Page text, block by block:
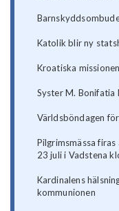
Katolik blir ny
Kroatiska
Syster M.
Världsböndagen
Pilgrimsmässa
23 juli i Vadstena
Kardinalens
kommunionen